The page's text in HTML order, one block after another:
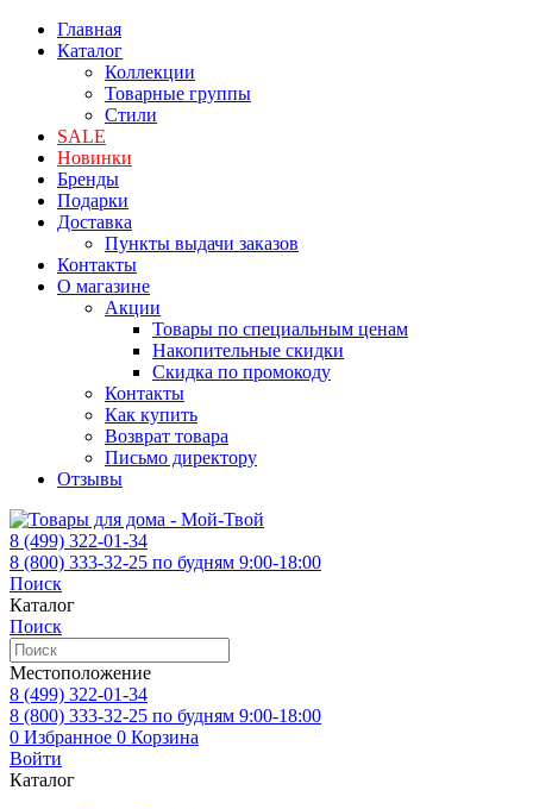
Главная
Каталог
Коллекции
Товарные группы
Стили
SALE
Новинки
Бренды
Подарки
Доставка
Пункты выдачи заказов
Контакты
О магазине
Акции
Товары по специальным ценам
Накопительные скидки
Скидка по промокоду
Контакты
Как купить
Возврат товара
Письмо директору
Отзывы
8 (499) 322-01-34
8 (800) 333-32-25 по будням 9:00-18:00
Поиск
Каталог
Поиск
Местоположение
8 (499) 322-01-34
8 (800) 333-32-25 по будням 9:00-18:00
0 Избранное 0 Корзина
Войти
Каталог